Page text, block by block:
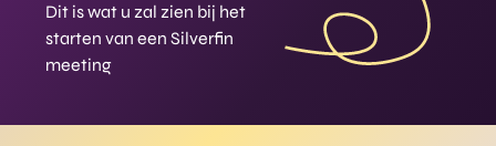
Dit is wat u zal zien bij het
starten van een Silverfin
meeting